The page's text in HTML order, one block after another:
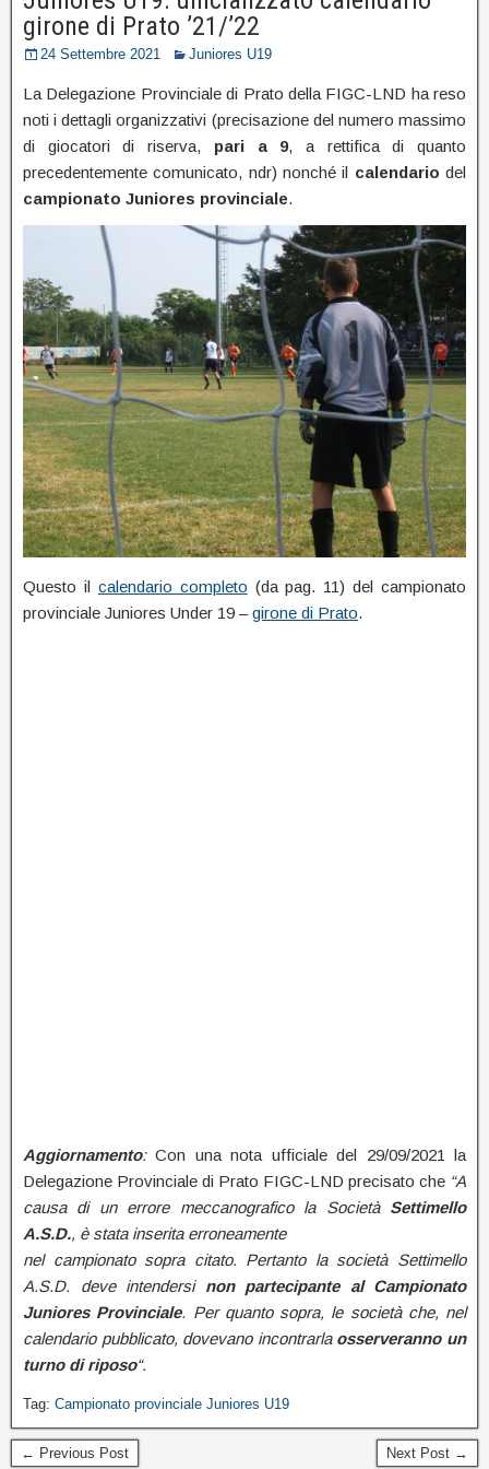
girone di Prato ’21/’22
24 Settembre 2021 Juniores U19
La Delegazione Provinciale di Prato della FIGC-LND ha reso
noti i dettagli organizzativi (precisazione del numero massimo
di giocatori di riserva, pari a 9, a rettifica di quanto
precedentemente comunicato, ndr) nonché il calendario del
campionato Juniores provinciale.
Questo il calendario completo (da pag. 11) del campionato
provinciale Juniores Under 19 –girone di Prato.
Aggiornamento:Con una nota ufficiale del 29/09/2021 la
Delegazione Provinciale di Prato FIGC-LND precisato che “A
causa di un errore meccanografico la Società Settimello
A.S.D., è stata inserita erroneamente
nel campionato sopra citato. Pertanto la società Settimello
A.S.D. deve intendersi non partecipante al Campionato
Juniores Provinciale. Per quanto sopra, le società che, nel
calendario pubblicato, dovevano incontrarla osserveranno un
turno di riposo“.
Tag: Campionato provinciale Juniores U19
← Previous Post Next Post →